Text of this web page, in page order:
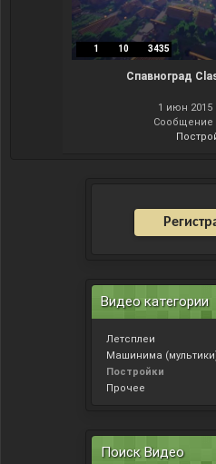
1 10 3435
Спавноград
1 июн 2015
Сообщение
Видео категории
Летсплеи
Машинима
Постройки
Прочее
Поиск Видео